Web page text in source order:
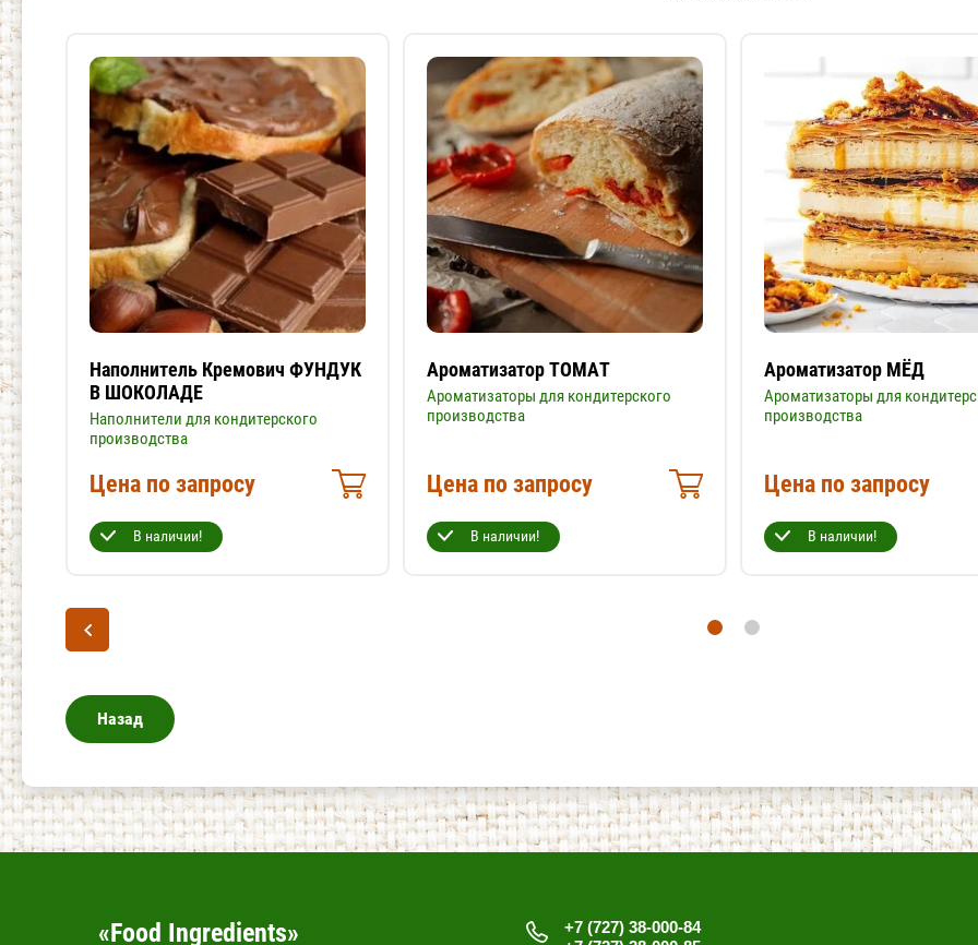
Наполнитель Кремович ФУНДУК
В ШОКОЛАДЕ
Наполнители для кондитерского
производства
Цена по запросу
В наличии!
Ароматизатор ТОМАТ
Ароматизаторы для кондитерского
производства
Цена по запросу
В наличии!
Ароматизатор МЁД
Ароматизаторы для
производства
Цена по запросу
В наличии!
Назад
«Food Ingredients»
+7 (727) 38-000-84